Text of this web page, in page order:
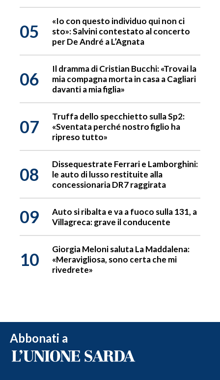
05
«Io con questo individuo qui non ci
sto»: Salvini contestato al concerto
per De André a L’Agnata
06
Il dramma di Cristian Bucchi: «Trovai la
mia compagna morta in casa a Cagliari
davanti a mia figlia»
07
Truffa dello specchietto sulla Sp2:
«Sventata perché nostro figlio ha
ripreso tutto»
08
Dissequestrate Ferrari e Lamborghini:
le auto di lusso restituite alla
concessionaria DR7 raggirata
09
Auto si ribalta e va a fuoco sulla 131, a
Villagreca: grave il conducente
10
Giorgia Meloni saluta La Maddalena:
«Meravigliosa, sono certa che mi
rivedrete»
Abbonati a